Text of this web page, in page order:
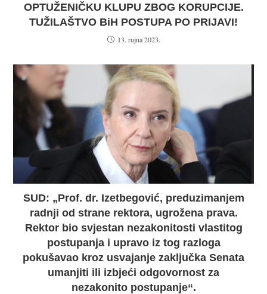
OPTUŽENIČKU KLUPU ZBOG KORUPCIJE.
TUŽILAŠTVO BiH POSTUPA PO PRIJAVI!
13. rujna 2023.
SUD: „Prof. dr. Izetbegović, preduzimanjem
radnji od strane rektora, ugrožena prava.
Rektor bio svjestan nezakonitosti vlastitog
postupanja i upravo iz tog razloga
pokušavao kroz usvajanje zaključka Senata
umanjiti ili izbjeći odgovornost za
nezakonito postupanje“.